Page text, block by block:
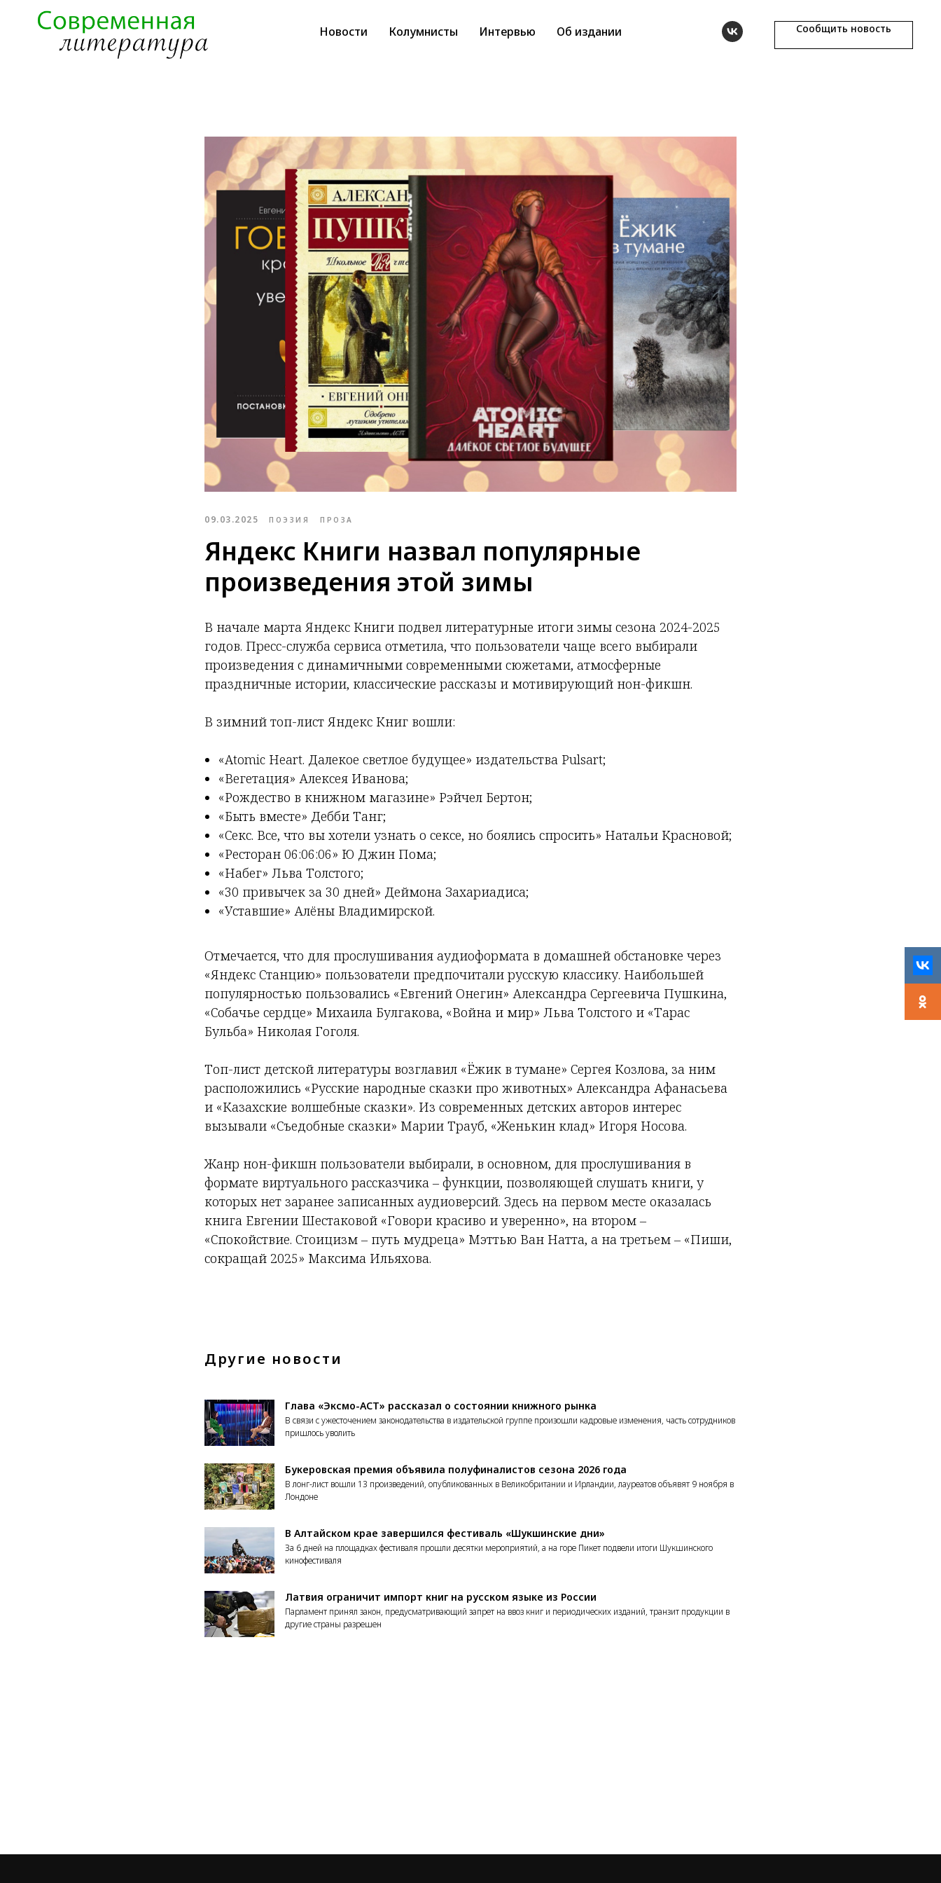
Новости Колумнисты Интервью Об издании Сообщить новость
09.03.2025 ПОЭЗИЯ ПРОЗА
Яндекс Книги назвал популярные
произведения этой зимы
В начале марта Яндекс Книги подвел литературные итоги зимы сезона 2024-2025
годов. Пресс-служба сервиса отметила, что пользователи чаще всего выбирали
произведения с динамичными современными сюжетами, атмосферные
праздничные истории, классические рассказы и мотивирующий нон-фикшн.
В зимний топ-лист Яндекс Книг вошли:
«Atomic Heart. Далекое светлое будущее» издательства Pulsart;
«Вегетация» Алексея Иванова;
«Рождество в книжном магазине» Рэйчел Бертон;
«Быть вместе» Дебби Танг;
«Секс. Все, что вы хотели узнать о сексе, но боялись спросить» Натальи Красновой;
«Ресторан 06:06:06» Ю Джин Пома;
«Набег» Льва Толстого;
«30 привычек за 30 дней» Деймона Захариадиса;
«Уставшие» Алёны Владимирской.
Отмечается, что для прослушивания аудиоформата в домашней обстановке через
«Яндекс Станцию» пользователи предпочитали русскую классику. Наибольшей
популярностью пользовались «Евгений Онегин» Александра Сергеевича Пушкина,
«Собачье сердце» Михаила Булгакова, «Война и мир» Льва Толстого и «Тарас
Бульба» Николая Гоголя.
Топ-лист детской литературы возглавил «Ёжик в тумане» Сергея Козлова, за ним
расположились «Русские народные сказки про животных» Александра Афанасьева
и «Казахские волшебные сказки». Из современных детских авторов интерес
вызывали «Съедобные сказки» Марии Трауб, «Женькин клад» Игоря Носова.
Жанр нон-фикшн пользователи выбирали, в основном, для прослушивания в
формате виртуального рассказчика – функции, позволяющей слушать книги, у
которых нет заранее записанных аудиоверсий. Здесь на первом месте оказалась
книга Евгении Шестаковой «Говори красиво и уверенно», на втором –
«Спокойствие. Стоицизм – путь мудреца» Мэттью Ван Натта, а на третьем – «Пиши,
сокращай 2025» Максима Ильяхова.
Другие новости
Глава «Эксмо-АСТ» рассказал о состоянии книжного рынка
В связи с ужесточением законодательства в издательской группе произошли кадровые изменения, часть сотрудников
пришлось уволить
Букеровская премия объявила полуфиналистов сезона 2026 года
В лонг-лист вошли 13 произведений, опубликованных в Великобритании и Ирландии, лауреатов объявят 9 ноября в
Лондоне
В Алтайском крае завершился фестиваль «Шукшинские дни»
За 6 дней на площадках фестиваля прошли десятки мероприятий, а на горе Пикет подвели итоги Шукшинского
кинофестиваля
Латвия ограничит импорт книг на русском языке из России
Парламент принял закон, предусматривающий запрет на ввоз книг и периодических изданий, транзит продукции в
другие страны разрешен